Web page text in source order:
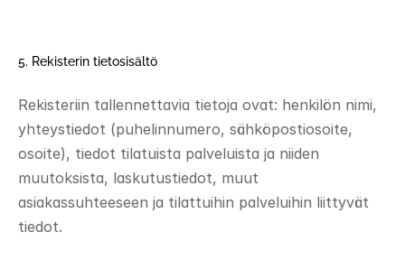
5. Rekisterin tietosisältö
Rekisteriin tallennettavia tietoja ovat: henkilön nimi,
yhteystiedot (puhelinnumero, sähköpostiosoite,
osoite), tiedot tilatuista palveluista ja niiden
muutoksista, laskutustiedot, muut
asiakassuhteeseen ja tilattuihin palveluihin liittyvät
tiedot.